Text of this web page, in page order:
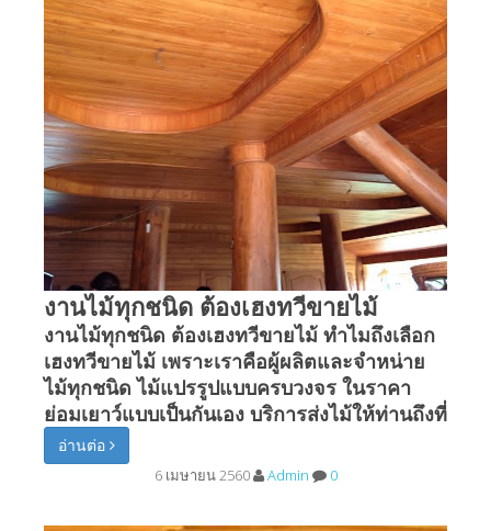
งานไม้ทุกชนิด ต้องเฮงทวีขายไม้
งานไม้ทุกชนิด ต้องเฮงทวีขายไม้ ทำไมถึงเลือก
เฮงทวีขายไม้ เพราะเราคือผู้ผลิตและจำหน่าย
ไม้ทุกชนิด ไม้แปรรูปแบบครบวงจร ในราคา
ย่อมเยาว์แบบเป็นกันเอง บริการส่งไม้ให้ท่านถึงที่
อ่านต่อ
6 เมษายน 2560 Admin 0